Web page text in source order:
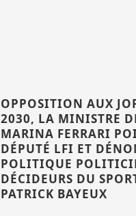
OPPOSITION AUX
2030, LA MINISTRE
MARINA FERRARI
DÉPUTÉ LFI ET
POLITIQUE
DÉCIDEURS DU
PATRICK BAYEUX